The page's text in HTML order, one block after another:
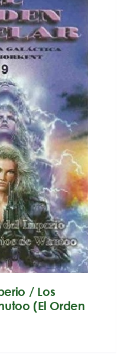
/ Los
(El Orden